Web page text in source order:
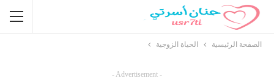
الصفحة الرئيسية الحياة الزوجية
- Advertisement -